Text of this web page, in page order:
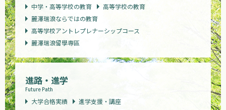
中学・高等学校の教育
高等学校の教育
麗澤瑞浪ならではの教育
高等学校アントレプレナーシップコース
麗澤瑞浪留學専區
進路・進学
Future Path
大学合格実績
進学支援・講座